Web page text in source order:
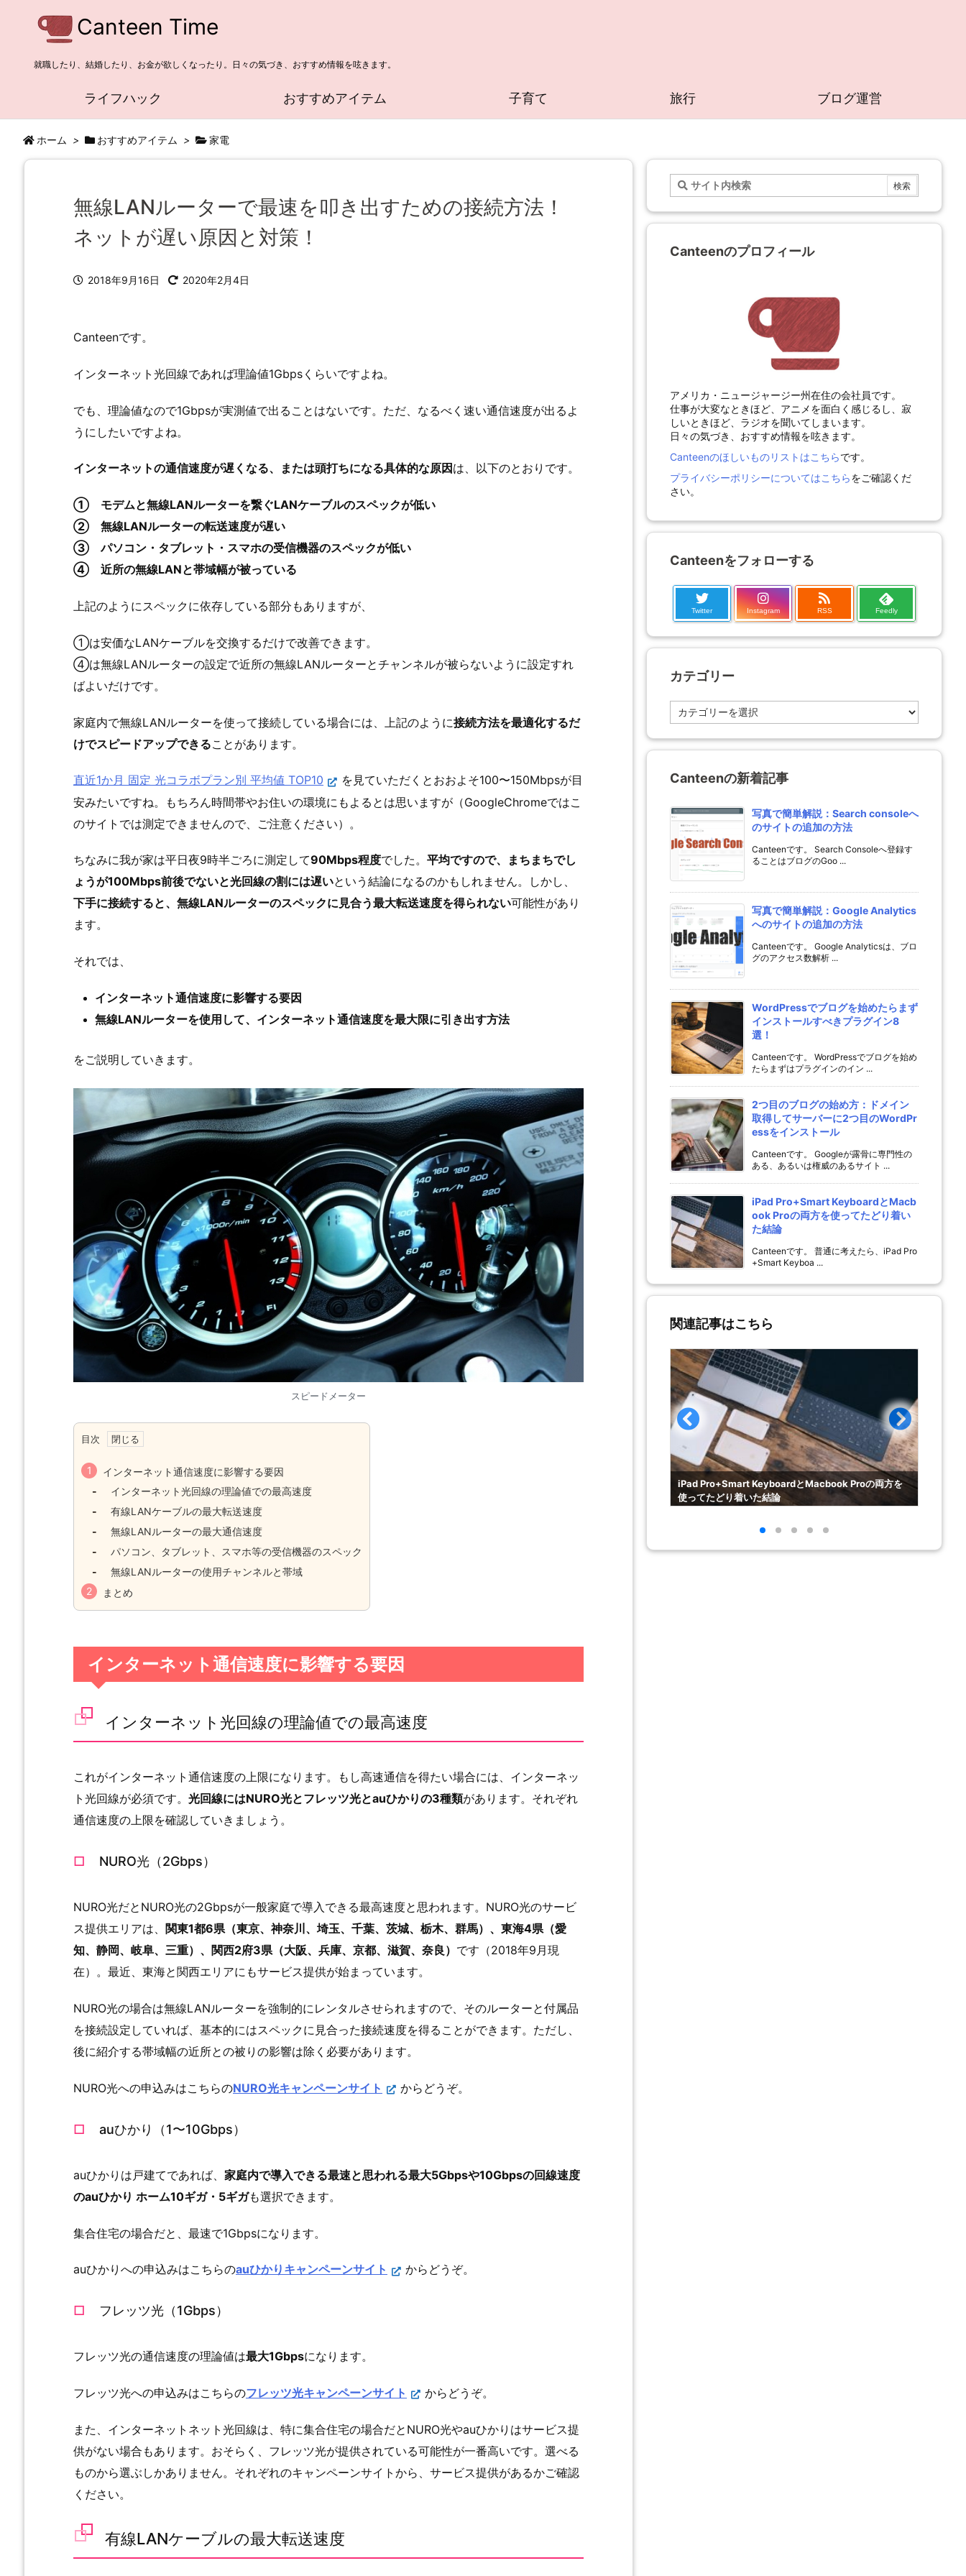
Canteen Time
就職したり、結婚したり、お金が欲しくなったり。日々の気づき、おすすめ情報を呟きます。
ライフハック おすすめアイテム 子育て 旅行 ブログ運営
ホーム > おすすめアイテム > 家電
無線LANルーターで最速を叩き出すための接続方法！
ネットが遅い原因と対策！
2018年9月16日 2020年2月4日
Canteenです。
インターネット光回線であれば理論値1Gbpsくらいですよね。
でも、理論値なので1Gbpsが実測値で出ることはないです。ただ、なるべく速い通信速度が出るよ
うにしたいですよね。
インターネットの通信速度が遅くなる、または頭打ちになる具体的な原因 は、以下のとおりです。
① モデムと無線LANルーターを繋ぐLANケーブルのスペックが低い
② 無線LANルーターの転送速度が遅い
③ パソコン・タブレット・スマホの受信機器のスペックが低い
④ 近所の無線LANと帯域幅が被っている
上記のようにスペックに依存している部分もありますが、
①は安価なLANケーブルを交換するだけで改善できます。
④は無線LANルーターの設定で近所の無線LANルーターとチャンネルが被らないように設定すれ
ばよいだけです。
家庭内で無線LANルーターを使って接続している場合には、上記のように接続方法を最適化するだ
けでスピードアップできることがあります。
直近1か月 固定 光コラボプラン別 平均値 TOP10
を見ていただくとおおよそ100〜150Mbpsが目
安みたいですね。もちろん時間帯やお住いの環境にもよるとは思いますが（GoogleChromeではこ
のサイトでは測定できませんので、ご注意ください）。
ちなみに我が家は平日夜9時半ごろに測定して90Mbps程度でした。 平均ですので、まちまちでし
ょうが100Mbps前後でないと光回線の割には遅いという結論になるのかもしれません。しかし、
下手に接続すると、無線LANルーターのスペックに見合う最大転送速度を得られない可能性があり
ます。
それでは、
インターネット通信速度に影響する要因
無線LANルーターを使用して、インターネット通信速度を最大限に引き出す方法
をご説明していきます。
スピードメーター
目次
インターネット通信速度に影響する要因
インターネット光回線の理論値での最高速度
有線LANケーブルの最大転送速度
無線LANルーターの最大通信速度
パソコン、タブレット、スマホ等の受信機器のスペック
無線LANルーターの使用チャンネルと帯域
まとめ
インターネット通信速度に影響する要因
インターネット光回線の理論値での最高速度
これがインターネット通信速度の上限になります。もし高速通信を得たい場合には、インターネッ
ト光回線が必須です。 光回線にはNURO光とフレッツ光とauひかりの3種類があります。それぞれ
通信速度の上限を確認していきましょう。
NURO光（2Gbps）
NURO光だとNURO光の2Gbpsが一般家庭で導入できる最高速度と思われます。NURO光のサービ
ス提供エリアは、 関東1都6県（東京、神奈川、埼玉、千葉、茨城、栃木、群馬）、東海4県（愛
知、静岡、岐阜、三重）、関西2府3県（大阪、兵庫、京都、滋賀、奈良） です（2018年9月現
在）。最近、東海と関西エリアにもサービス提供が始まっています。
NURO光の場合は無線LANルーターを強制的にレンタルさせられますので、そのルーターと付属品
を接続設定していれば、基本的にはスペックに見合った接続速度を得ることができます。ただし、
後に紹介する帯域幅の近所との被りの影響は除く必要があります。
NURO光への申込みはこちらのNURO光キャンペーンサイト からどうぞ。
auひかり（1〜10Gbps）
auひかりは戸建てであれば、 家庭内で導入できる最速と思われる最大5Gbpsや10Gbpsの回線速度
のauひかり ホーム10ギガ・5ギガも選択できます。
集合住宅の場合だと、最速で1Gbpsになります。
auひかりへの申込みはこちらのauひかりキャンペーンサイト からどうぞ。
フレッツ光（1Gbps）
フレッツ光の通信速度の理論値は最大1Gbpsになります。
フレッツ光への申込みはこちらのフレッツ光キャンペーンサイト からどうぞ。
また、インターネットネット光回線は、特に集合住宅の場合だとNURO光やauひかりはサービス提
供がない場合もあります。おそらく、フレッツ光が提供されている可能性が一番高いです。選べる
ものから選ぶしかありません。それぞれのキャンペーンサイトから、サービス提供があるかご確認
ください。
有線LANケーブルの最大転送速度
Canteenのプロフィール
アメリカ・ニュージャージー州在住の会社員です。
仕事が大変なときほど、アニメを面白く感じるし、寂
しいときほど、ラジオを聞いてしまいます。
日々の気づき、おすすめ情報を呟きます。
Canteenのほしいものリストはこちらです。
プライバシーポリシーについてはこちらをご確認くだ
さい。
Canteenをフォローする
Twitter Instagram RSS Feedly
カテゴリー
テ
リ
Canteenの新着記事
写真で簡単解説：Search consoleへ
のサイトの追加の方法
Canteenです。 Search Consoleへ登録す
ることはブログのGoo ...
写真で簡単解説：Google Analytics
へのサイトの追加の方法
Canteenです。 Google Analyticsは、ブロ
グのアクセス数解析 ...
WordPressでブログを始めたらまず
インストールすべきプラグイン8
選！
Canteenです。 WordPressでブログを始め
たらまずはプラグインのイン ...
2つ目のブログの始め方：ドメイン
取得してサーバーに2つ目のWordPr
essをインストール
Canteenです。 Googleが露骨に専門性の
ある、あるいは権威のあるサイト ...
iPad Pro+Smart KeyboardとMacb
ook Proの両方を使ってたどり着い
た結論
Canteenです。 普通に考えたら、iPad Pro
+Smart Keyboa ...
関連記事はこちら
oのスペックの違い
iPad Pro+Smart KeyboardとMacbook Proの両方を
使ってたどり着いた結論